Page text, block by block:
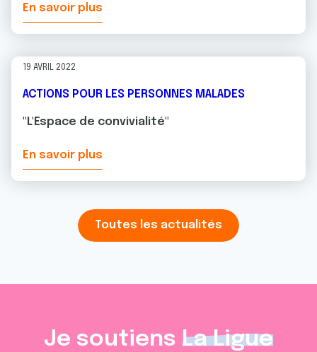
En savoir plus
19 AVRIL 2022
ACTIONS POUR LES PERSONNES MALADES
"L'Espace de convivialité"
En savoir plus
Toutes les actualités
Je soutiens La Ligue